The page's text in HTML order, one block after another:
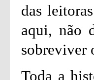
das
aqui, não
sobreviver
Toda a